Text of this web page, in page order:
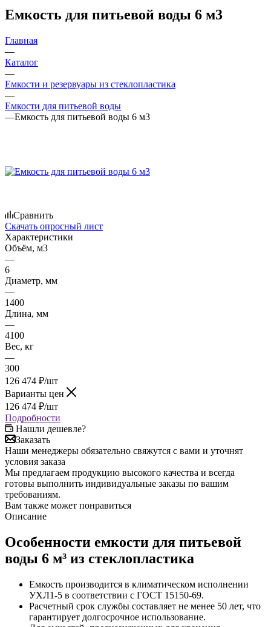
Емкость для питьевой воды 6 м3
Главная
—
Каталог
—
Емкости и резервуары из стеклопластика
—
Емкости для питьевой воды
—Емкость для питьевой воды 6 м3
Сравнить
Скачать опросный лист
Характеристики
Объём, м3
—
6
Диаметр, мм
—
1400
Длина, мм
—
4100
Вес, кг
—
300
126 474 ₽/шт
Варианты цен
126 474 ₽/шт
Подробности
Нашли дешевле?
Заказать
Наши менеджеры обязательно свяжутся с вами и уточнят
условия заказа
Мы предлагаем продукцию высокого качества и всегда
готовы выполнить индивидуальные заказы по вашим
требованиям.
Вам также может понравиться
Описание
Особенности емкости для питьевой
воды 6 м³ из стеклопластика
Емкость производится в климатическом исполнении
УХЛ1-5 в соответствии с ГОСТ 15150-69.
Расчетный срок службы составляет не менее 50 лет, что
гарантирует долгосрочное использование.